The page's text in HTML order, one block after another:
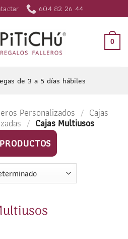
604 82 26 44
0
de 3 a 5 días hábiles
Personalizados / Cajas
/ Cajas Multiusos